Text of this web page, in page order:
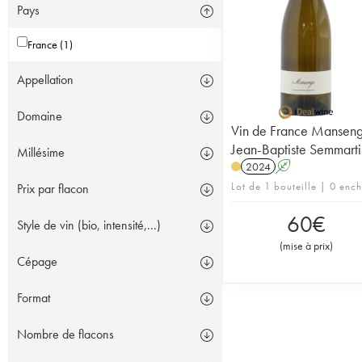
Pays
France (1)
Appellation
Domaine
Millésime
Prix par flacon
Style de vin (bio, intensité,...)
Cépage
Format
Nombre de flacons
Vin de France
Jean-Baptiste
2024 A
Lot de 1 bouteille | 0
60€
(mise à prix)